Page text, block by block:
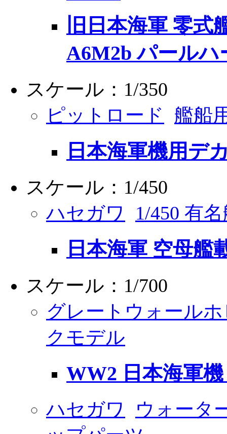
旧日本海軍 零式
A6M2b パールハ
スケール：1/350
ピットロード
艦船
日本海軍機用デ
スケール：1/450
ハセガワ
1/450 有
日本海軍 空母艦
スケール：1/700
グレートウォール
クモデル
WW2 日本海軍
ハセガワ
ウォータ